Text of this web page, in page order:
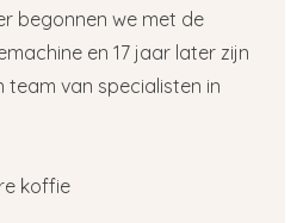
begonnen we met de
en 17 jaar later zijn
van specialisten in
koffie